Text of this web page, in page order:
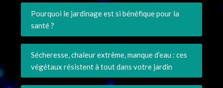
Pourquoi le jardinage est si bénéfique pour la
santé ?
Sécheresse, chaleur extrême, manque d’eau : ces
végétaux résistent à tout dans votre jardin